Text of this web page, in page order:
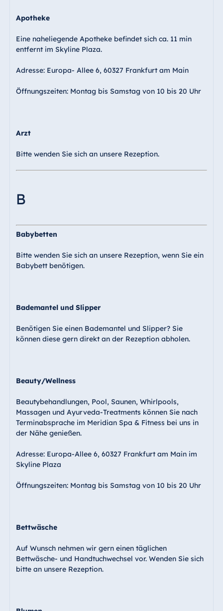
Apotheke
Eine naheliegende Apotheke befindet sich ca. 11 min
entfernt im Skyline Plaza.
Adresse: Europa- Allee 6, 60327 Frankfurt am Main
Öffnungszeiten: Montag bis Samstag von 10 bis 20 Uhr
Arzt
Bitte wenden Sie sich an unsere Rezeption.
B
Babybetten
Bitte wenden Sie sich an unsere Rezeption, wenn Sie ein
Babybett benötigen.
Bademantel und Slipper
Benötigen Sie einen Bademantel und Slipper? Sie
können diese gern direkt an der Rezeption abholen.
Beauty/Wellness
Beautybehandlungen, Pool, Saunen, Whirlpools,
Massagen und Ayurveda-Treatments können Sie nach
Terminabsprache im Meridian Spa & Fitness bei uns in
der Nähe genießen.
Adresse: Europa-Allee 6, 60327 Frankfurt am Main im
Skyline Plaza
Öffnungszeiten: Montag bis Samstag von 10 bis 20 Uhr
Bettwäsche
Auf Wunsch nehmen wir gern einen täglichen
Bettwäsche- und Handtuchwechsel vor. Wenden Sie sich
bitte an unsere Rezeption.